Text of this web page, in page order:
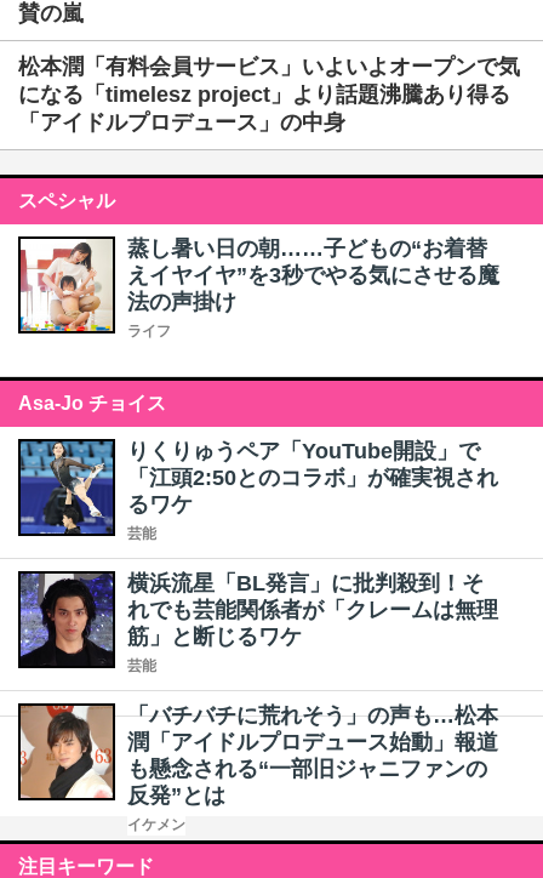
賛の嵐
松本潤「有料会員サービス」いよいよオープンで気
になる「timelesz project」より話題沸騰あり得る
「アイドルプロデュース」の中身
スペシャル
蒸し暑い日の朝……子どもの“お着替
えイヤイヤ”を3秒でやる気にさせる魔
法の声掛け
ライフ
Asa-Jo チョイス
りくりゅうペア「YouTube開設」で
「江頭2:50とのコラボ」が確実視され
るワケ
芸能
横浜流星「BL発言」に批判殺到！そ
れでも芸能関係者が「クレームは無理
筋」と断じるワケ
芸能
「バチバチに荒れそう」の声も…松本
潤「アイドルプロデュース始動」報道
も懸念される“一部旧ジャニファンの
反発”とは
イケメン
注目キーワード